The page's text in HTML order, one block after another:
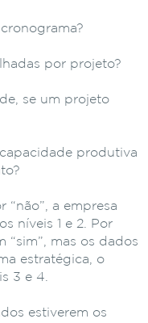
por projeto?
se um projeto
produtiva
“não”, a empresa
níveis 1 e 2. Por
“sim”, mas os dados
estratégica, o
3 e 4.
estiverem os